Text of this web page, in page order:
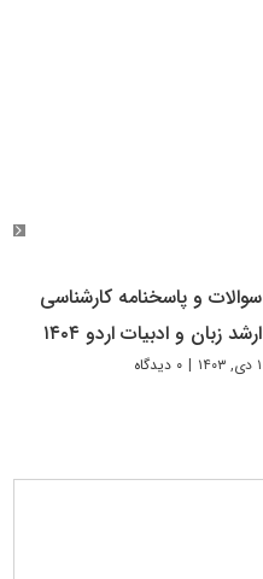
سوالات و پاسخنامه کارشناسی
ارشد زبان و ادبیات اردو ۱۴۰۴
۱ دی, ۱۴۰۳ | ۰ دیدگاه